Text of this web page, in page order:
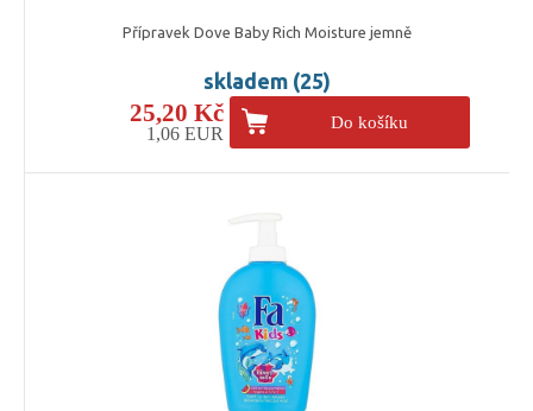
Přípravek Dove Baby Rich Moisture jemně
skladem (25)
25,20 Kč
1,06 EUR
Do košíku